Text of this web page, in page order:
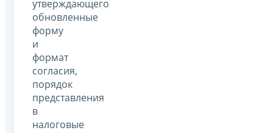
утверждающего
обновленные
форму
и
формат
согласия,
порядок
представления
в
налоговые